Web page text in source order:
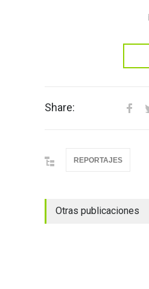
Share:
REPORTAJES
Otras publicaciones